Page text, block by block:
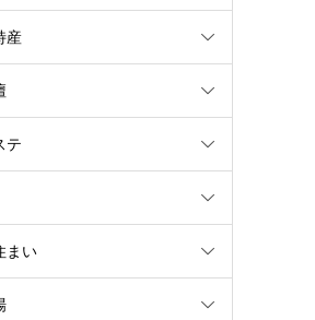
産
テ
まい